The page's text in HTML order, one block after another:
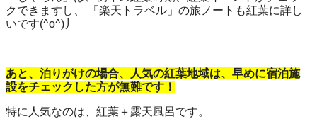
クできますし、 「楽天トラベル」の旅ノートも紅葉に詳し
いです(^o^)丿
あと、泊りがけの場合、人気の紅葉地域は、早めに宿泊施
設をチェックした方が無難です！
特に人気なのは、紅葉＋露天風呂です。